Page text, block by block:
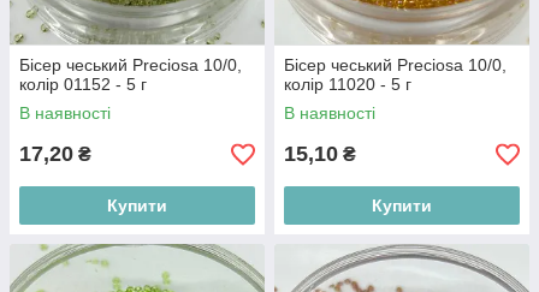
Бісер чеський Preciosa 10/0,
колір 01152 - 5 г
В наявності
17,20 ₴
Купити
Бісер чеський Preciosa 10/0,
колір 11020 - 5 г
В наявності
15,10 ₴
Купити